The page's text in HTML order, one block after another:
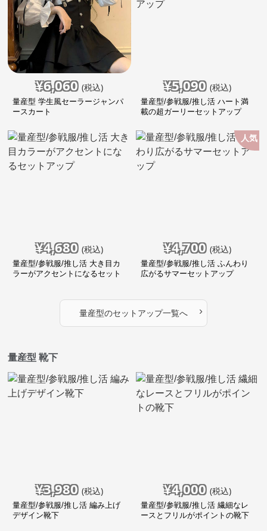
¥6,060 (税込)
量産型 学生風セーラージャンパ
ースカート
¥5,090 (税込)
量産型/参戦服/推し活 ハート満
載の超ガーリーセットアップ
¥4,680 (税込)
量産型/参戦服/推し活 大き目カ
ラーがアクセントになるセット
人気
¥4,700 (税込)
量産型/参戦服/推し活 ふんわり
広がるサマーセットアップ
量産型のセットアップ一覧へ ›
量産型 靴下
¥3,980 (税込)
量産型/参戦服/推し活 編み上げ
デザイン靴下
¥4,000 (税込)
量産型/参戦服/推し活 繊細なレ
ースとフリルがポイントの靴下